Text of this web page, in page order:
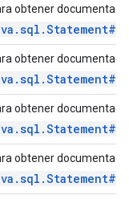
obtener
obtener
obtener
obtener